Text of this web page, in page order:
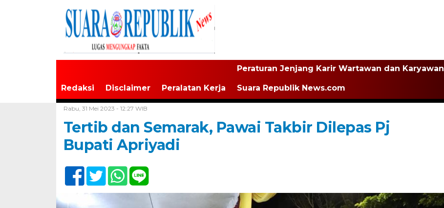
Redaksi Disclaimer Peralatan Kerja
Peraturan Jenjang Karir Wartawan dan Karyawan
Suara Republik News.com
Rabu, 31 Mei 2023 - 12:27 WIB
Tertib dan Semarak, Pawai Takbir Dilepas Pj
Bupati Apriyadi